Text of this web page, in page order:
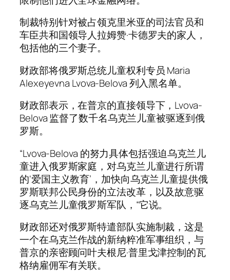
制裁特别针对被占领克里米亚的司法官员和
车臣共和国领导人拉姆赞·卡德罗夫的家人，
包括他的三个妻子。
财政部将俄罗斯总统儿童权利专员 Maria
Alexeyevna Lvova-Belova 列入黑名单。
财政部表示，在普京的直接领导下，Lvova-
Belova 监督了数千名乌克兰儿童被驱逐到俄
罗斯。
“Lvova-Belova 的努力具体包括强迫乌克兰儿
童进入俄罗斯家庭，对乌克兰儿童进行所谓
的‘爱国主义教育’，加快向乌克兰儿童提供俄
罗斯联邦公民身份的立法改革，以及故意驱
逐乌克兰儿童俄罗斯军队，“它说。
财政部还对俄罗斯特遣部队实施制裁，这是
一个在乌克兰作战的新纳粹准军事组织，与
普京的亲密顾问叶夫根尼·普里戈津控制的瓦
格纳雇佣军有关联。